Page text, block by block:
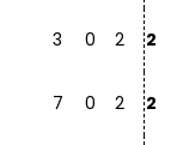
3 0 2 2
7 0 2 2